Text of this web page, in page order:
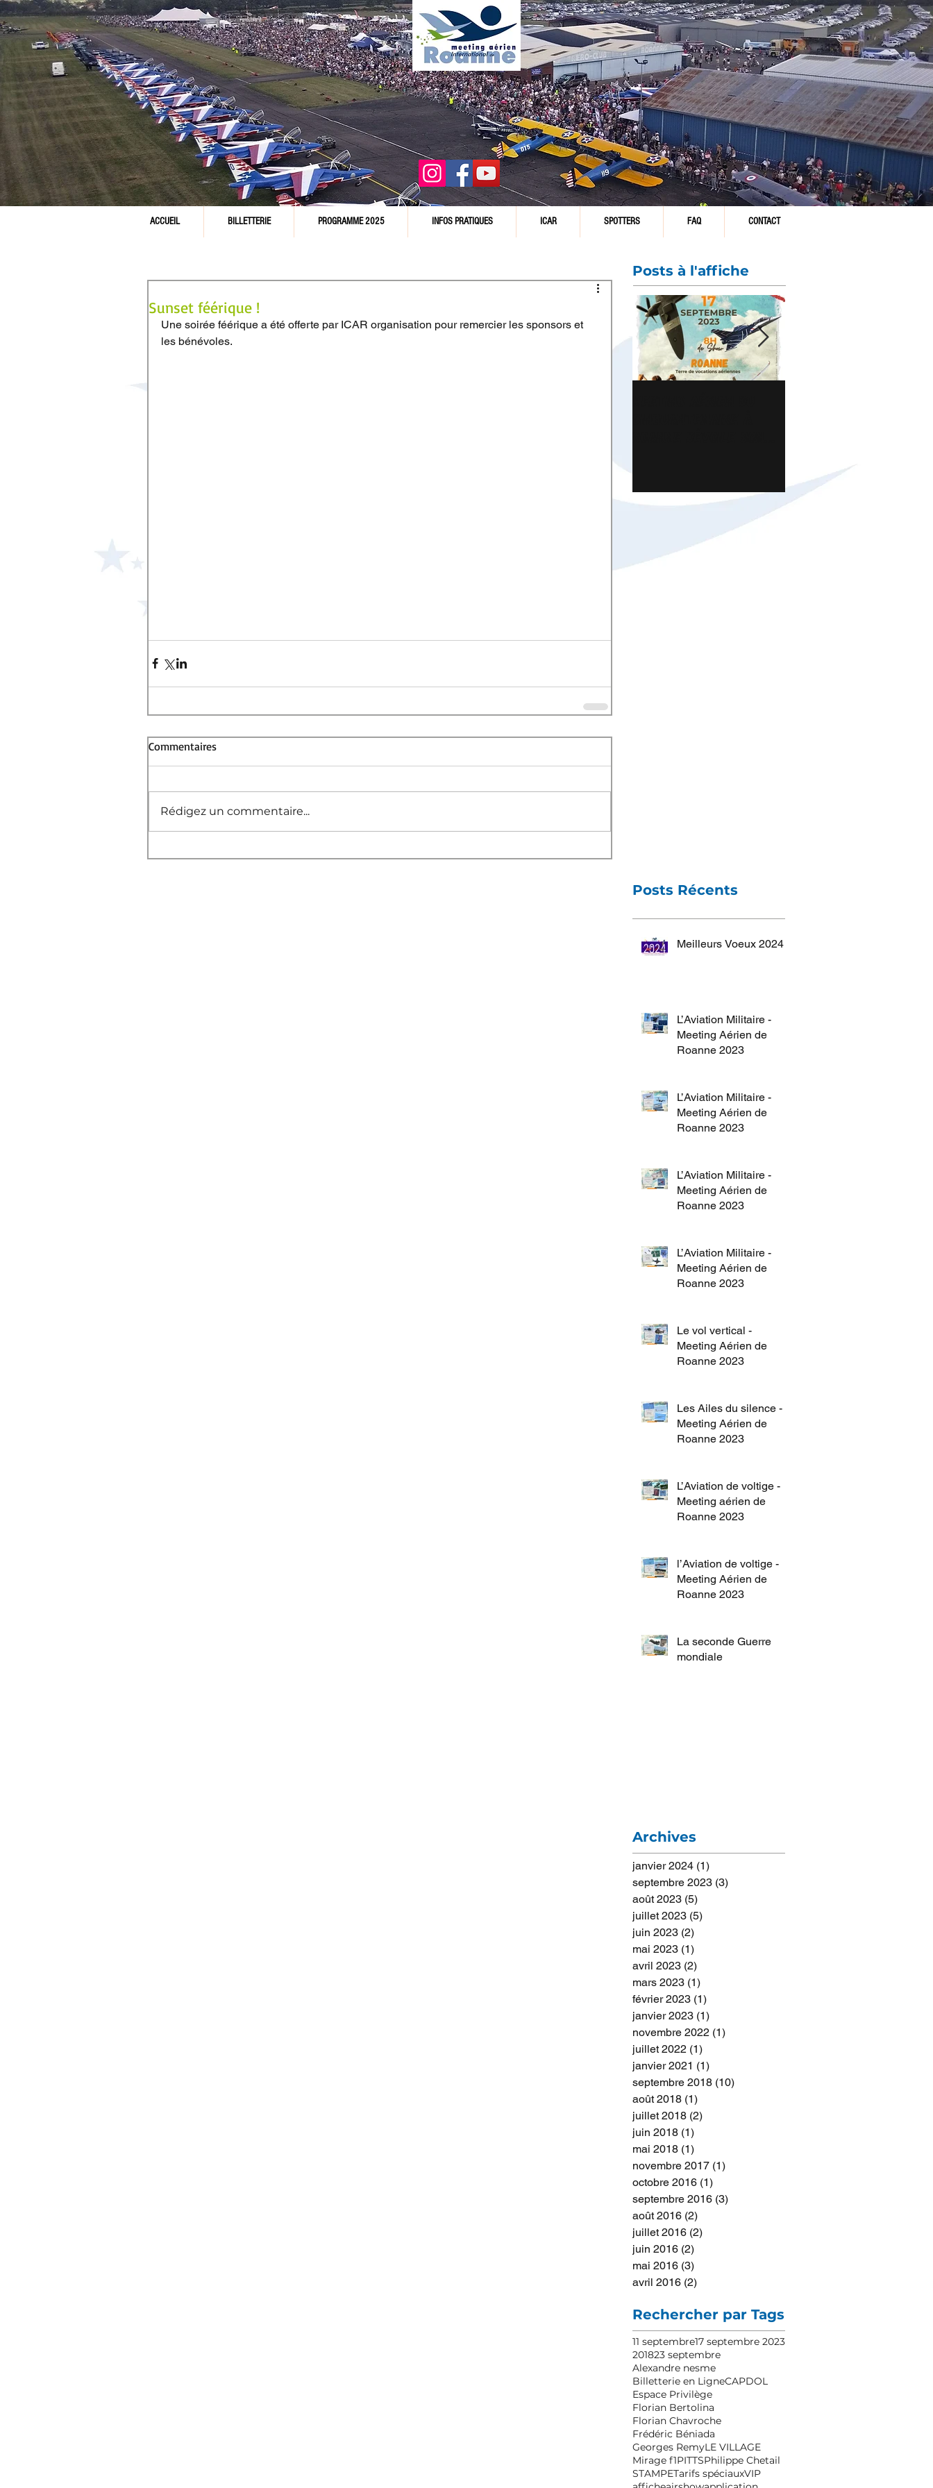
Sunset féérique !
Une soirée féérique a été offerte par ICAR organisation pour remercier les sponsors et
les bénévoles.
Commentaires
Rédigez un commentaire...
Posts à l'affiche
Posts Récents
Meilleurs Voeux 2024
L’Aviation Militaire -
Meeting Aérien de
Roanne 2023
L’Aviation Militaire -
Meeting Aérien de
Roanne 2023
L’Aviation Militaire -
Meeting Aérien de
Roanne 2023
L’Aviation Militaire -
Meeting Aérien de
Roanne 2023
Le vol vertical -
Meeting Aérien de
Roanne 2023
Les Ailes du silence -
Meeting Aérien de
Roanne 2023
L’Aviation de voltige -
Meeting aérien de
Roanne 2023
l’Aviation de voltige -
Meeting Aérien de
Roanne 2023
La seconde Guerre
mondiale
Archives
janvier 2024 (1)
septembre 2023 (3)
août 2023 (5)
juillet 2023 (5)
juin 2023 (2)
mai 2023 (1)
avril 2023 (2)
mars 2023 (1)
février 2023 (1)
janvier 2023 (1)
novembre 2022 (1)
juillet 2022 (1)
janvier 2021 (1)
septembre 2018 (10)
août 2018 (1)
juillet 2018 (2)
juin 2018 (1)
mai 2018 (1)
novembre 2017 (1)
octobre 2016 (1)
septembre 2016 (3)
août 2016 (2)
juillet 2016 (2)
juin 2016 (2)
mai 2016 (3)
avril 2016 (2)
Rechercher par Tags
11 septembre17 septembre 2023
201823 septembre
Alexandre nesme
Billetterie en LigneCAPDOL
Espace Privilège
Florian Bertolina
Florian Chavroche
Frédéric Béniada
Georges RemyLE VILLAGE
Mirage f1PITTSPhilippe Chetail
STAMPETarifs spéciauxVIP
ACCUEIL BILLETTERIE PROGRAMME 2025 INFOS PRATIQUES ICAR SPOTTERS FAQ CONTACT